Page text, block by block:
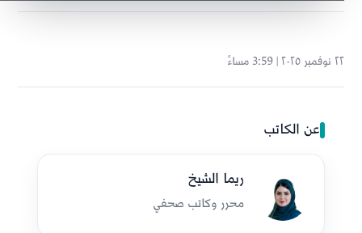
٢٢ نوفمبر ٢٠٢٥ | 3:59 مساءً
عن الكاتب
ريما الشيخ
محرر وكاتب صحفي